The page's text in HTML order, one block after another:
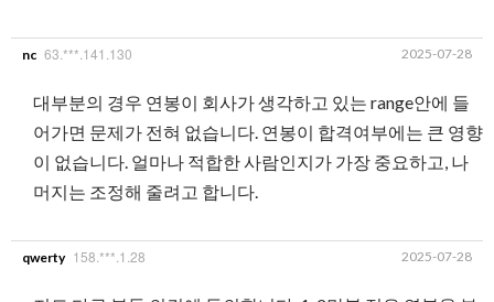
nc 63.***.141.130 2025-07-28
대부분의 경우 연봉이 회사가 생각하고 있는 range안에 들
어가면 문제가 전혀 없습니다. 연봉이 합격여부에는 큰 영향
이 없습니다. 얼마나 적합한 사람인지가 가장 중요하고, 나
머지는 조정해 줄려고 합니다.
qwerty 158.***.1.28 2025-07-28